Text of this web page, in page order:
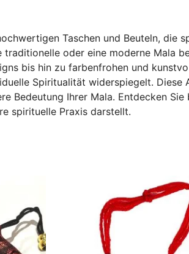
Taschen und Beuteln, die
oder eine moderne Mala
bis hin zu farbenfrohen und
Spiritualität widerspiegelt.
Ihrer Mala. Entdecken
spirituelle Praxis darstellt.